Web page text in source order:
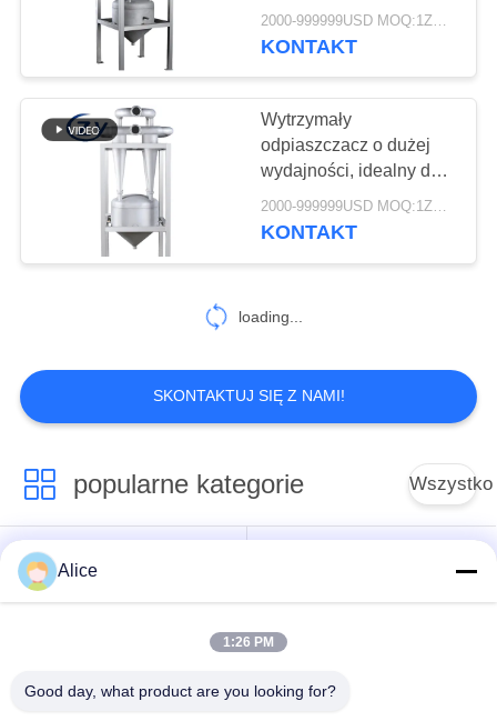
Maszyna do skrobi
kukurydzianej
25
Sprzęt pomocniczy
7
Wirówka ze
skrobakiem
dekantacyjnym
43
minimalizacji strat
materiału i
2000-999999USD MOQ:1ZESTAW
KONTAKT
Wytrzymały
odpiaszczacz o dużej
wydajności, idealny do
ciągłych procesów
produkcji skrobi 24/7
2000-999999USD MOQ:1ZESTAW
KONTAKT
loading...
SKONTAKTUJ SIĘ Z NAMI!
popularne kategorie Wszystko
Maszyna do
przetwarzania skrobi
z manioku
Machine
Maszyna do skrobi
przetwarzania mąki
Alice
1:26 PM
Good day, what product are you looking for?